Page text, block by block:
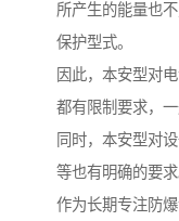
所产生的能量也
保护型式。
因此，本安型对
都有限制要求，
同时，本安型对
等也有明确的要求
作为长期专注防